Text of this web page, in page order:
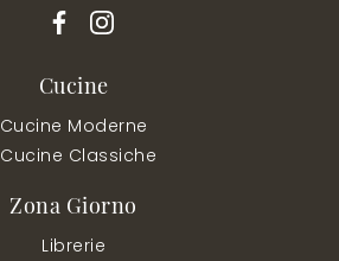
Cucine
Cucine Moderne
Cucine Classiche
Zona Giorno
Librerie